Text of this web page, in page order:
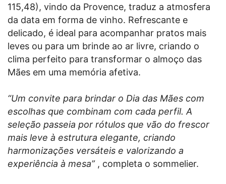
115,48), vindo da Provence, traduz a atmosfera
da data em forma de vinho. Refrescante e
delicado, é ideal para acompanhar pratos mais
leves ou para um brinde ao ar livre, criando o
clima perfeito para transformar o almoço das
Mães em uma memória afetiva.
“Um convite para brindar o Dia das Mães com
escolhas que combinam com cada perfil. A
seleção passeia por rótulos que vão do frescor
mais leve à estrutura elegante, criando
harmonizações versáteis e valorizando a
experiência à mesa”, completa o sommelier.